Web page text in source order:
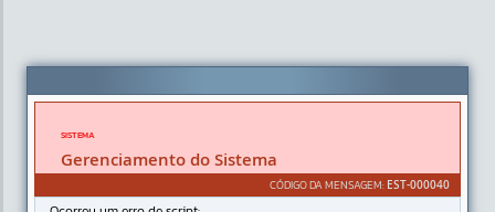
Erro
SISTEMA
Gerenciamento do Sistema
CÓDIGO DA MENSAGEM: EST-000040